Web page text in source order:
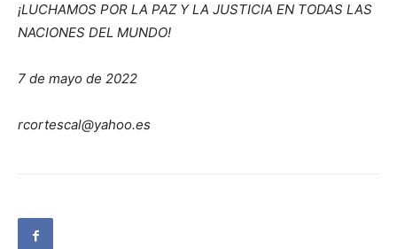
¡LUCHAMOS POR LA PAZ Y LA JUSTICIA EN TODAS LAS
NACIONES DEL MUNDO!
7 de mayo de 2022
rcortescal@yahoo.es